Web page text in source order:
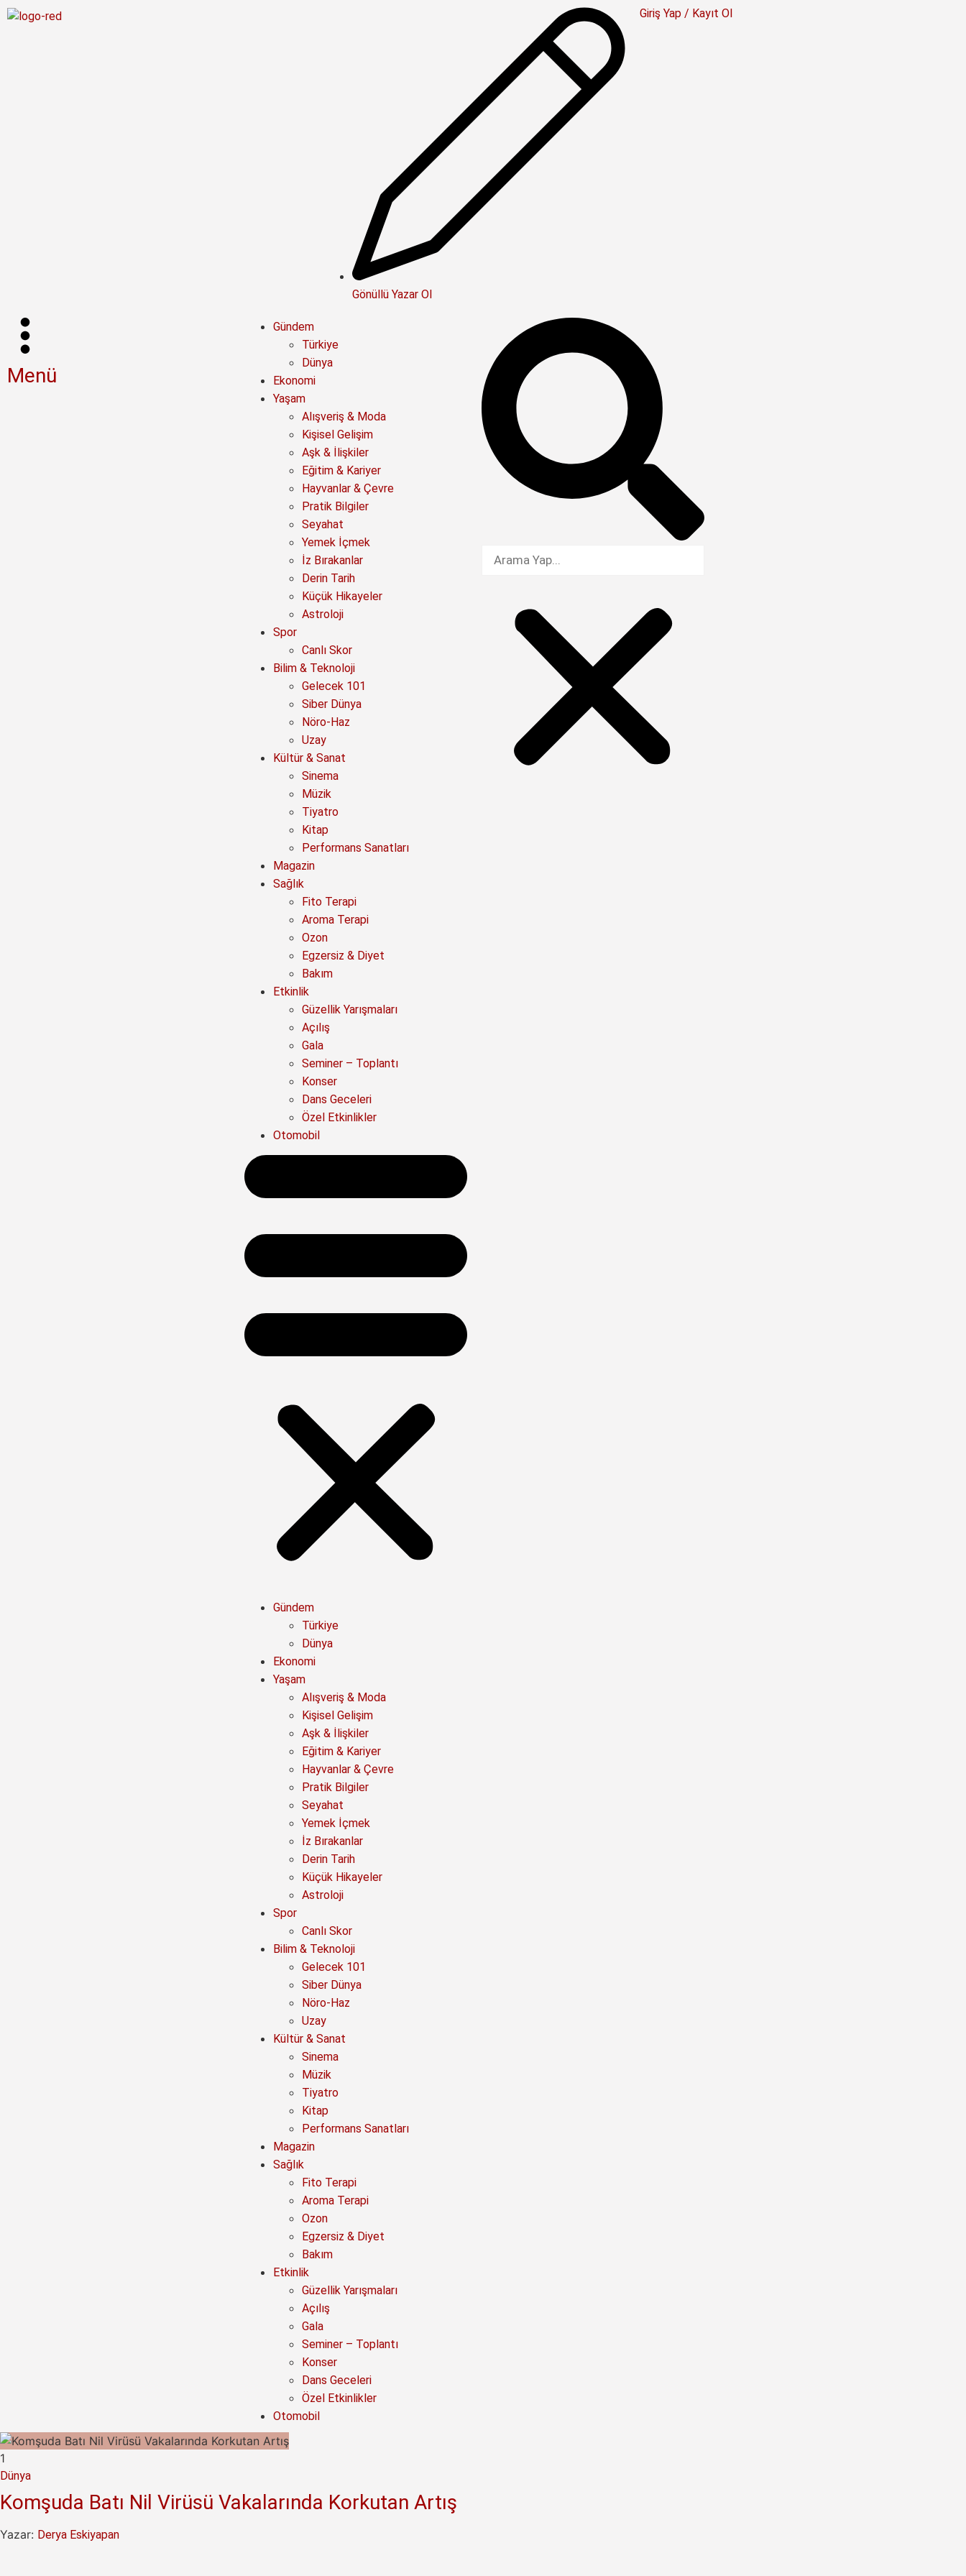
Gönüllü Yazar Ol
Giriş Yap / Kayıt Ol
Menü
Gündem
Türkiye
Dünya
Ekonomi
Yaşam
Alışveriş & Moda
Kişisel Gelişim
Aşk & İlişkiler
Eğitim & Kariyer
Hayvanlar & Çevre
Pratik Bilgiler
Seyahat
Yemek İçmek
İz Bırakanlar
Derin Tarih
Küçük Hikayeler
Astroloji
Spor
Canlı Skor
Bilim & Teknoloji
Gelecek 101
Siber Dünya
Nöro-Haz
Uzay
Kültür & Sanat
Sinema
Müzik
Tiyatro
Kitap
Performans Sanatları
Magazin
Sağlık
Fito Terapi
Aroma Terapi
Ozon
Egzersiz & Diyet
Bakım
Etkinlik
Güzellik Yarışmaları
Açılış
Gala
Seminer – Toplantı
Konser
Dans Geceleri
Özel Etkinlikler
Otomobil
Gündem
Türkiye
Dünya
Ekonomi
Yaşam
Alışveriş & Moda
Kişisel Gelişim
Aşk & İlişkiler
Eğitim & Kariyer
Hayvanlar & Çevre
Pratik Bilgiler
Seyahat
Yemek İçmek
İz Bırakanlar
Derin Tarih
Küçük Hikayeler
Astroloji
Spor
Canlı Skor
Bilim & Teknoloji
Gelecek 101
Siber Dünya
Nöro-Haz
Uzay
Kültür & Sanat
Sinema
Müzik
Tiyatro
Kitap
Performans Sanatları
Magazin
Sağlık
Fito Terapi
Aroma Terapi
Ozon
Egzersiz & Diyet
Bakım
Etkinlik
Güzellik Yarışmaları
Açılış
Gala
Seminer – Toplantı
Konser
Dans Geceleri
Özel Etkinlikler
Otomobil
1
Dünya
Komşuda Batı Nil Virüsü Vakalarında Korkutan Artış
Yazar: Derya Eskiyapan